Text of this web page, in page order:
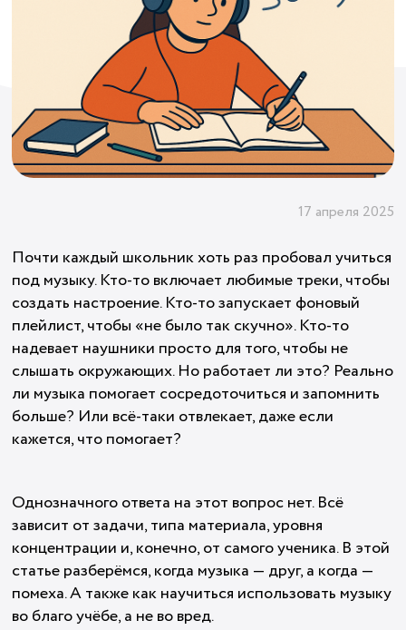
17 апреля 2025
Почти каждый школьник хоть раз пробовал учиться
под музыку. Кто-то включает любимые треки, чтобы
создать настроение. Кто-то запускает фоновый
плейлист, чтобы «не было так скучно». Кто-то
надевает наушники просто для того, чтобы не
слышать окружающих. Но работает ли это? Реально
ли музыка помогает сосредоточиться и запомнить
больше? Или всё-таки отвлекает, даже если
кажется, что помогает?
Однозначного ответа на этот вопрос нет. Всё
зависит от задачи, типа материала, уровня
концентрации и, конечно, от самого ученика. В этой
статье разберёмся, когда музыка — друг, а когда —
помеха. А также как научиться использовать музыку
во благо учёбе, а не во вред.